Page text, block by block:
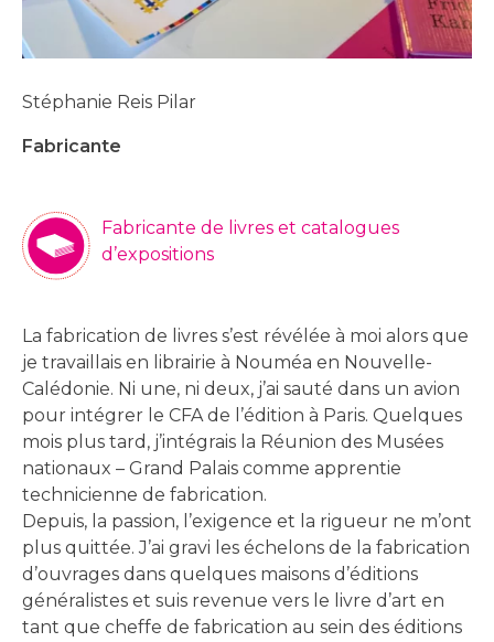
Stéphanie Reis Pilar
Fabricante
Fabricante de livres et catalogues
d’expositions
La fabrication de livres s’est révélée à moi alors que
je travaillais en librairie à Nouméa en Nouvelle-
Calédonie. Ni une, ni deux, j’ai sauté dans un avion
pour intégrer le CFA de l’édition à Paris. Quelques
mois plus tard, j’intégrais la Réunion des Musées
nationaux – Grand Palais comme apprentie
technicienne de fabrication.
Depuis, la passion, l’exigence et la rigueur ne m’ont
plus quittée. J’ai gravi les échelons de la fabrication
d’ouvrages dans quelques maisons d’éditions
généralistes et suis revenue vers le livre d’art en
tant que cheffe de fabrication au sein des éditions